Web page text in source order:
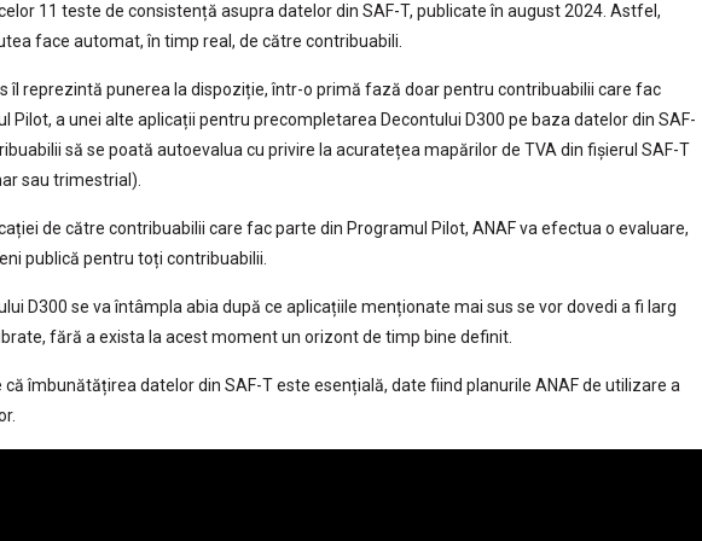
11 teste de consistență asupra datelor din SAF-T, publicate în august 2024. Astfel,
face automat, în timp real, de către contribuabili.
îl reprezintă punerea la dispoziție, într-o primă fază doar pentru contribuabilii care fac
Pilot, a unei alte aplicații pentru precompletarea Decontului D300 pe baza datelor din SAF-
să se poată autoevalua cu privire la acuratețea mapărilor de TVA din fișierul SAF-T
sau trimestrial).
de către contribuabilii care fac parte din Programul Pilot, ANAF va efectua o evaluare,
publică pentru toți contribuabilii.
D300 se va întâmpla abia după ce aplicațiile menționate mai sus se vor dovedi a fi larg
fără a exista la acest moment un orizont de timp bine definit.
că îmbunătățirea datelor din SAF-T este esențială, date fiind planurile ANAF de utilizare a